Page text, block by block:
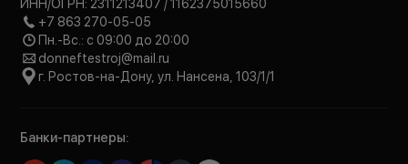
ИНН/ОГРН: 2311213407 / 1162375015660
+7 863 270-05-05
Пн.-Вс.: с 09:00 до 20:00
donneftestroj@mail.ru
г. Ростов-на-Дону, ул. Нансена, 103/1/1
Банки-партнеры: